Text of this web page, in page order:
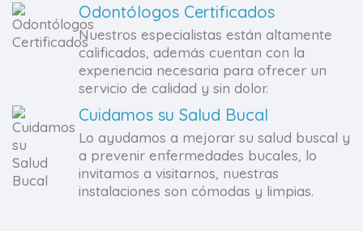
Odontólogos Certificados
Nuestros especialistas están altamente
calificados, además cuentan con la
experiencia necesaria para ofrecer un
servicio de calidad y sin dolor.
Cuidamos su Salud Bucal
Lo ayudamos a mejorar su salud buscal y
a prevenir enfermedades bucales, lo
invitamos a visitarnos, nuestras
instalaciones son cómodas y limpias.